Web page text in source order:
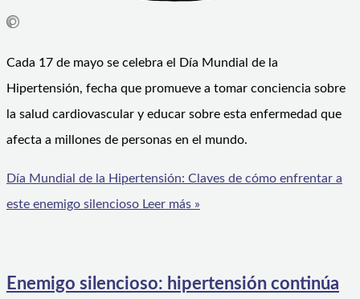
Cada 17 de mayo se celebra el Día Mundial de la
Hipertensión, fecha que promueve a tomar conciencia sobre
la salud cardiovascular y educar sobre esta enfermedad que
afecta a millones de personas en el mundo.
Día Mundial de la Hipertensión: Claves de cómo enfrentar a
este enemigo silencioso Leer más »
Enemigo silencioso: hipertensión continúa